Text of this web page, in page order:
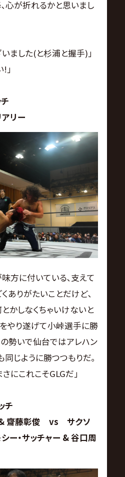
が折れるかと思いまし
ました(と杉浦と握手)｣
!｣
リー
味方に付いている､支えて
ありがたいことだけど､
かしなくちゃいけないと
やり遂げて小峠選手に勝
勢いで仙台ではアレハン
同じように勝つつもりだ｡
にこれこそGLGだ｣
チ
& 齋藤彰俊 vs サクソ
ー・サッチャー & 谷口周